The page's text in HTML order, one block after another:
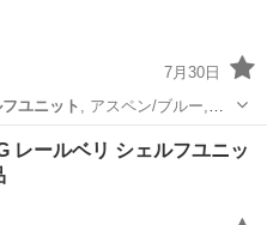
7月30日
ユニット
, アスペン/ブルー,
イケア
レールベリ シェルフユニッ